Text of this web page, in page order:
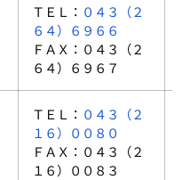
ＴＥＬ： ０４３（２
６４）６９６６
ＦＡＸ：０４３（２
６４）６９６７
ＴＥＬ： ０４３（２
１６）００８０
ＦＡＸ：０４３（２
１６）００８３